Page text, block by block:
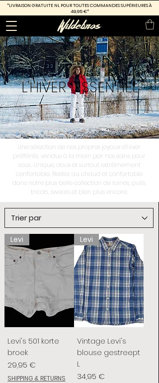
*LIVRAISON GRATUITE NL POUR TOUTES COMMANDES SUPÉRIEURES À
49,95 €*
L'HIVER ESSENTIEL
Une sélection de nos propres joyaux d'hiver
préférés, vendus à la main par nos soins pour
vous. Unique, doux et surtout extrêmement
confortable. Restez au chaud et confortable
dans notre plus belle collection de laines, pulls,
tricots, sweats et bien plus encore.
Levi
Levi's 501 korte
broek
Prix
29,95 €
SHIPPING & RETURNS
Levi
Vintage Levi's
blouse gestreept
L
Prix
34,95 €